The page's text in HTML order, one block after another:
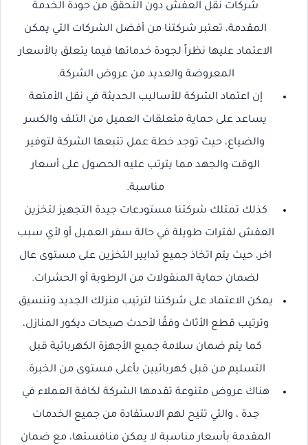
شركات نقل العفش دون التحقق من جودة الخدمة
المقدمة، تعتبر شركتنا من أفضل الشركات التي يمكن
الاعتماد عليها نظراً لجودة خدماتها فيما يتعلق بالأسعار
المعروضة والعديد من عروض الشركة.
إن اعتماد الشركة للأساليب الحديثة في نقل الأمتعة
يساعد على حماية متعلقات العميل من التلف والكسر
والضياع، حيث توجد خطة عمل تتبعها الشركة لتوفير
الوقت والجهد مما يترتب عليه الحصول على أسعار
مناسبة.
كذلك تمتلك شركتنا مستودعات جيدة التجهيز لتخزين
العفش لفترات طويلة في حالة سفر العميل أو لأي سبب
اخر، حيث يتم اتخاذ جميع تدابير التخزين على مستوى عال
لضمان حماية المنقولات من الرطوبة أو الحشرات.
يمكن الاعتماد على شركتنا لترتيب منزلك الجديد وتنسيق
وترتيب قطع الأثاث وفقًا لأحدث صيحات ديكور المنازل،
كما يتم ضمان سلامة جميع الأجهزة الكهربائية قبل
التسليم من قبل كهربائيين بأعلى مستوى من الخبرة.
هناك عروض متنوعة تقدمها الشركة لكافة العملاء في
جدة ، والتي تتيح لهم الاستفادة من جميع الخدمات
المقدمة بأسعار مناسبة لا يمكن منافستها، مع ضمان